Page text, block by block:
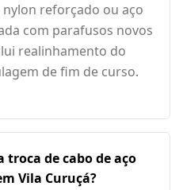
reforçado ou aço
com parafusos novos
realinhamento do
de fim de curso.
de cabo de aço
Vila Curuçá?